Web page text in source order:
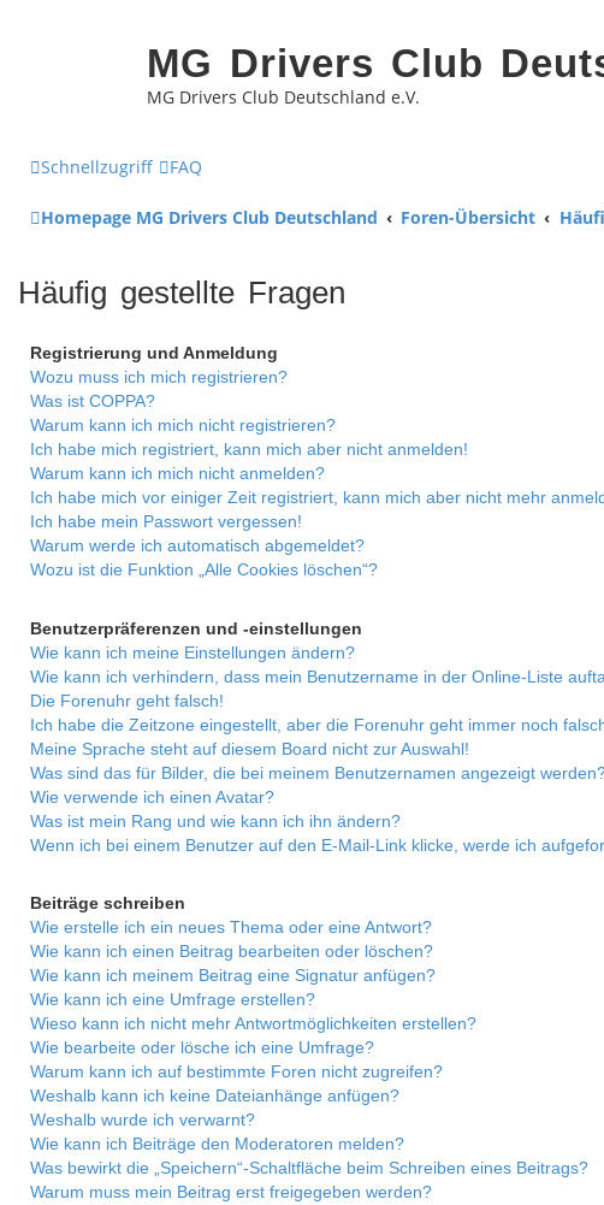
MG Drivers Club
MG Drivers Club Deutschland e.V.
Schnellzugriff FAQ
Homepage MG Drivers Club Deutschland Foren-Übersicht
Häufig gestellte Fragen
Registrierung und Anmeldung
Wozu muss ich mich registrieren?
Was ist COPPA?
Warum kann ich mich nicht registrieren?
Ich habe mich registriert, kann mich aber nicht anmelden!
Warum kann ich mich nicht anmelden?
Ich habe mich vor einiger Zeit registriert, kann mich aber nicht mehr
Ich habe mein Passwort vergessen!
Warum werde ich automatisch abgemeldet?
Wozu ist die Funktion „Alle Cookies löschen“?
Benutzerpräferenzen und -einstellungen
Wie kann ich meine Einstellungen ändern?
Wie kann ich verhindern, dass mein Benutzername in der Online-Liste
Die Forenuhr geht falsch!
Ich habe die Zeitzone eingestellt, aber die Forenuhr geht immer noch
Meine Sprache steht auf diesem Board nicht zur Auswahl!
Was sind das für Bilder, die bei meinem Benutzernamen angezeigt
Wie verwende ich einen Avatar?
Was ist mein Rang und wie kann ich ihn ändern?
Wenn ich bei einem Benutzer auf den E-Mail-Link klicke, werde ich
Beiträge schreiben
Wie erstelle ich ein neues Thema oder eine Antwort?
Wie kann ich einen Beitrag bearbeiten oder löschen?
Wie kann ich meinem Beitrag eine Signatur anfügen?
Wie kann ich eine Umfrage erstellen?
Wieso kann ich nicht mehr Antwortmöglichkeiten erstellen?
Wie bearbeite oder lösche ich eine Umfrage?
Warum kann ich auf bestimmte Foren nicht zugreifen?
Weshalb kann ich keine Dateianhänge anfügen?
Weshalb wurde ich verwarnt?
Wie kann ich Beiträge den Moderatoren melden?
Was bewirkt die „Speichern“-Schaltfläche beim Schreiben eines Beitrags?
Warum muss mein Beitrag erst freigegeben werden?